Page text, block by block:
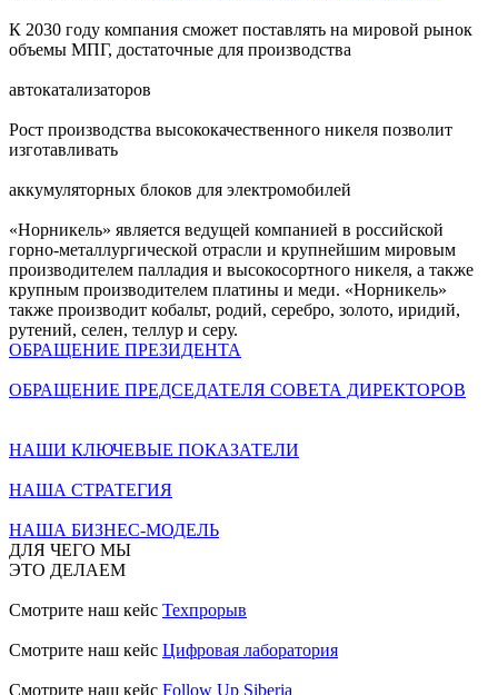
К 2030 году компания сможет поставлять на мировой рынок
объемы МПГ, достаточные для производства
автокатализаторов
Рост производства высококачественного никеля позволит
изготавливать
аккумуляторных блоков для электромобилей
«Норникель» является ведущей компанией в российской
горно-металлургической отрасли и крупнейшим мировым
производителем палладия и высокосортного никеля, а также
крупным производителем платины и меди. «Норникель»
также производит кобальт, родий, серебро, золото, иридий,
рутений, селен, теллур и серу.
ОБРАЩЕНИЕ ПРЕЗИДЕНТА
ОБРАЩЕНИЕ ПРЕДСЕДАТЕЛЯ СОВЕТА ДИРЕКТОРОВ
НАШИ КЛЮЧЕВЫЕ ПОКАЗАТЕЛИ
НАША СТРАТЕГИЯ
НАША БИЗНЕС-МОДЕЛЬ
ДЛЯ ЧЕГО МЫ
ЭТО ДЕЛАЕМ
Смотрите наш кейс Техпрорыв
Смотрите наш кейс Цифровая лаборатория
Смотрите наш кейс Follow Up Siberia